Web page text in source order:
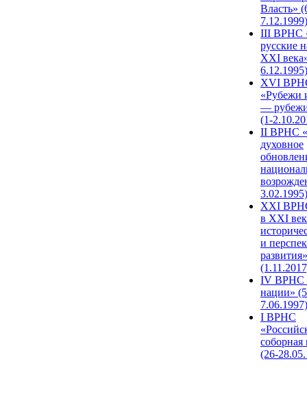
Власть»
7.12.1999)
III ВРНС
русские
XXI
6.12.1995)
XVI
«Рубежи
—
(1-
II ВРНС
духовное
3.02.1995)
XХI
в XXI
и
развития»
IV ВРНС
нации»
7.06.1997)
I ВРНС
(26-